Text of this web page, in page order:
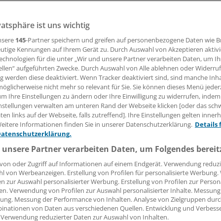
(ob). Die selektive Blockade des Endocannabinoid (CB1)-
scheint ein wirksamer Ansatz zu sein, um bei mit
Typ-2-Diabetikern die Blutzuckereinstellung
05:00 Uhr
mit dem
Dafür sprechen Ergebnisse einer neuen
Priscilla Hollander aus Dallas beim
amerikanischen Diabetes-Gesellschaft ADA
Francisco vorgestellt hat. Rimonabant hat
Studien bei noch nicht behandelten sowie
Antidiabetika behandelten Typ-2-Diabetikern
günstigen Einfluss sowohl auf
Lipidprofil als auch auf die Glykämie-
ist uns wichtig
145-Partner speichern und greifen auf personenbezogene Daten wie
Kennungen auf Ihrem Gerät zu. Durch Auswahl von Akzeptieren
für die unter „Wir und unsere Partner verarbeiten Daten, um
aufgeführten Zwecke. Durch Auswahl von Alle ablehnen oder
werden diese deaktiviert. Wenn Tracker deaktiviert sind, sind manche
nicht mehr so relevant für Sie. Sie können dieses Menü
Ihre Einstellungen zu ändern oder Ihre Einwilligung zu widerrufen, indem
verwalten am unteren Rand der Webseite klicken [oder das
links auf der Webseite, falls zutreffend]. Ihre Einstellungen gelten
Informationen finden Sie in unserer Datenschutzerklärung. Details
Partner verarbeiten Daten, um Folgendes
oder Zugriff auf Informationen auf einem Endgerät. Verwendung
von Werbeanzeigen. Erstellung von Profilen für personalisierte
zur Auswahl personalisierter Werbung. Erstellung von Profilen zur
Verwendung von Profilen zur Auswahl personalisierter Inhalte.
Messung der Performance von Inhalten. Analyse von Zielgruppen
von Daten aus verschiedenen Quellen. Entwicklung und
reduzierter Daten zur Auswahl von Inhalten.